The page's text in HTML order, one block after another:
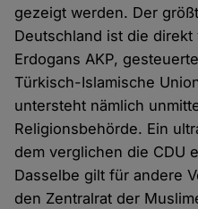
gezeigt werden. Der
Deutschland ist die
Erdogans AKP,
Türkisch-Islamische
untersteht nämlich
Religionsbehörde. Ein
dem verglichen die CDU
Dasselbe gilt für andere
den Zentralrat der